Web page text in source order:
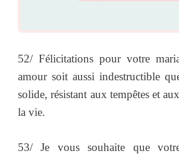
52/ Félicitations pour votre
amour soit aussi indestructible
solide, résistant aux tempêtes et
la vie.
53/ Je vous souhaite que